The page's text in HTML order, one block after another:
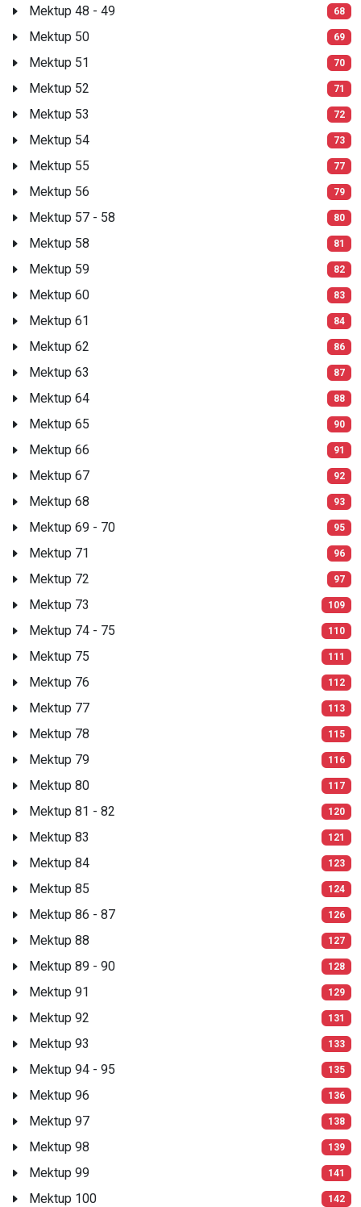
Mektup 48 - 49 68
Mektup 50 69
Mektup 51 70
Mektup 52 71
Mektup 53 72
Mektup 54 73
Mektup 55 77
Mektup 56 79
Mektup 57 - 58 80
Mektup 58 81
Mektup 59 82
Mektup 60 83
Mektup 61 84
Mektup 62 86
Mektup 63 87
Mektup 64 88
Mektup 65 90
Mektup 66 91
Mektup 67 92
Mektup 68 93
Mektup 69 - 70 95
Mektup 71 96
Mektup 72 97
Mektup 73 109
Mektup 74 - 75 110
Mektup 75 111
Mektup 76 112
Mektup 77 113
Mektup 78 115
Mektup 79 116
Mektup 80 117
Mektup 81 - 82 120
Mektup 83 121
Mektup 84 123
Mektup 85 124
Mektup 86 - 87 126
Mektup 88 127
Mektup 89 - 90 128
Mektup 91 129
Mektup 92 131
Mektup 93 133
Mektup 94 - 95 135
Mektup 96 136
Mektup 97 138
Mektup 98 139
Mektup 99 141
Mektup 100 142